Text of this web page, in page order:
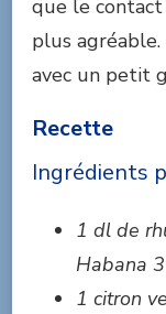
que le
plus
avec un petit
Recette
Ingrédients
1 dl de
Habana
1 citron